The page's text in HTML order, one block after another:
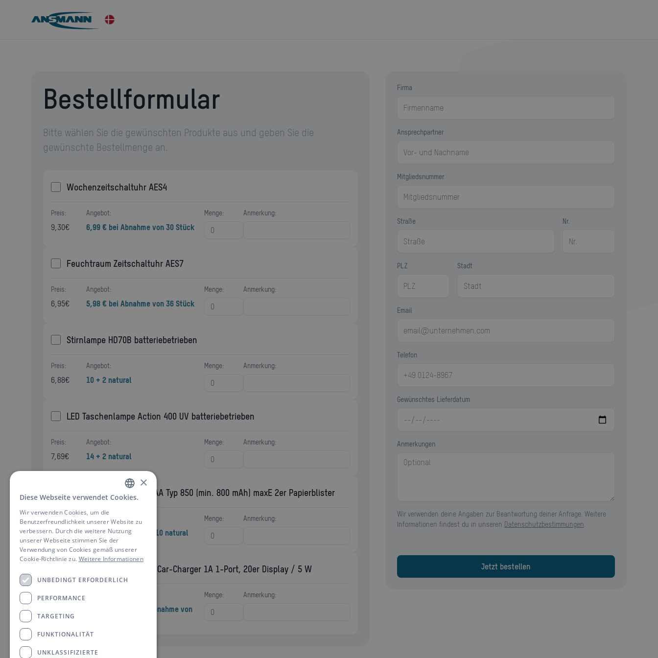
Bestellformular
Bitte wählen Sie die gewünschten Produkte aus und geben Sie die
gewünschte Bestellmenge an.
Wochenzeitschaltuhr AES4
Preis:
9,30€
Angebot:
6,99 € bei Abnahme von 30 Stück
Menge: Anmerkung:
Feuchtraum Zeitschaltuhr AES7
Preis:
6,95€
Angebot:
5,98 € bei Abnahme von 36 Stück
Menge: Anmerkung:
Stirnlampe HD70B batteriebetrieben
Preis:
6,88€
Angebot:
10 + 2 natural
Menge: Anmerkung:
LED Taschenlampe Action 400 UV batteriebetrieben
Preis:
7,69€
Angebot:
14 + 2 natural
Menge: Anmerkung:
Dect NiMH Akku Micro AAA Typ 850 (min. 800 mAh) maxE 2er Papierblister
Preis:
3,70€
Angebot:
20 + 4 natural / 50 + 10 natural
Menge: Anmerkung:
KFZ-USB-Ladegerät USB Car-Charger 1A 1-Port, 20er Display / 5 W
Preis:
1,60 € je Stück bei Abnahme von
Menge: Anmerkung:
Firma
Ansprechpartner
Mitgliedsnummer
Straße Nr.
PLZ Stadt
Email
Telefon
Gewünschtes Lieferdatum
Anmerkungen
Wir verwenden deine Angaben zur Beantwortung deiner Anfrage. Weitere
Informationen findest du in unseren Datenschutzbestimmungen
GERMAN
ENGLISH
×
Diese Webseite verwendet Cookies.
Wir verwenden Cookies, um die
Benutzerfreundlichkeit unserer Website zu
verbessern. Durch die weitere Nutzung
unserer Webseite stimmen Sie der
Verwendung von Cookies gemäß unserer
Cookie-Richtlinie zu. Weitere Informationen
UNBEDINGT ERFORDERLICH
PERFORMANCE
TARGETING
FUNKTIONALITÄT
UNKLASSIFIZIERTE